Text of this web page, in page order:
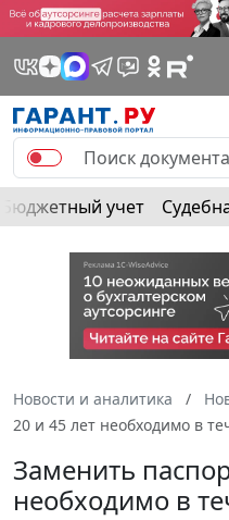
Бюджетный учет
Новости и аналитика
20 и 45 лет необходимо в
Заменить
необходимо в